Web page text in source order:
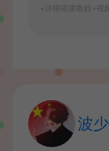
+详细搭建教程+视
波少